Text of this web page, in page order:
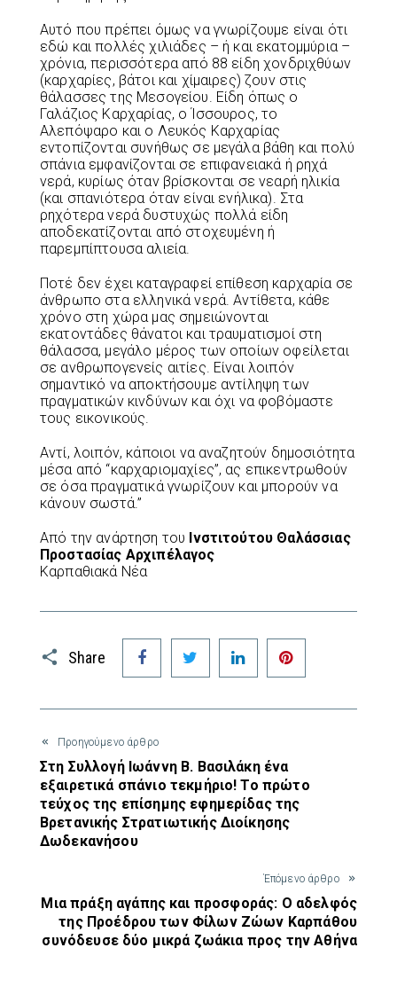
Αυτό που πρέπει όμως να γνωρίζουμε είναι ότι
εδώ και πολλές χιλιάδες – ή και εκατομμύρια –
χρόνια, περισσότερα από 88 είδη χονδριχθύων
(καρχαρίες, βάτοι και χίμαιρες) ζουν στις
θάλασσες της Μεσογείου. Είδη όπως ο
Γαλάζιος Καρχαρίας, ο Ίσσουρος, το
Αλεπόψαρο και ο Λευκός Καρχαρίας
εντοπίζονται συνήθως σε μεγάλα βάθη και πολύ
σπάνια εμφανίζονται σε επιφανειακά ή ρηχά
νερά, κυρίως όταν βρίσκονται σε νεαρή ηλικία
(και σπανιότερα όταν είναι ενήλικα). Στα
ρηχότερα νερά δυστυχώς πολλά είδη
αποδεκατίζονται από στοχευμένη ή
παρεμπίπτουσα αλιεία.
Ποτέ δεν έχει καταγραφεί επίθεση καρχαρία σε
άνθρωπο στα ελληνικά νερά. Αντίθετα, κάθε
χρόνο στη χώρα μας σημειώνονται
εκατοντάδες θάνατοι και τραυματισμοί στη
θάλασσα, μεγάλο μέρος των οποίων οφείλεται
σε ανθρωπογενείς αιτίες. Είναι λοιπόν
σημαντικό να αποκτήσουμε αντίληψη των
πραγματικών κινδύνων και όχι να φοβόμαστε
τους εικονικούς.
Αντί, λοιπόν, κάποιοι να αναζητούν δημοσιότητα
μέσα από “καρχαριομαχίες”, ας επικεντρωθούν
σε όσα πραγματικά γνωρίζουν και μπορούν να
κάνουν σωστά.”
Από την ανάρτηση του Ινστιτούτου Θαλάσσιας
Προστασίας Αρχιπέλαγος
Καρπαθιακά Νέα
Share
Facebook Twitter LinkedIn
Προηγούμενο άρθρο
Στη Συλλογή Ιωάννη Β. Βασιλάκη ένα
εξαιρετικά σπάνιο τεκμήριο! Το πρώτο
τεύχος της επίσημης εφημερίδας της
Βρετανικής Στρατιωτικής Διοίκησης
Δωδεκανήσου
Έπόμενο άρθρο
Μια πράξη αγάπης και προσφοράς: Ο αδελφός
της Προέδρου των Φίλων Ζώων Καρπάθου
συνόδευσε δύο μικρά ζωάκια προς την Αθήνα